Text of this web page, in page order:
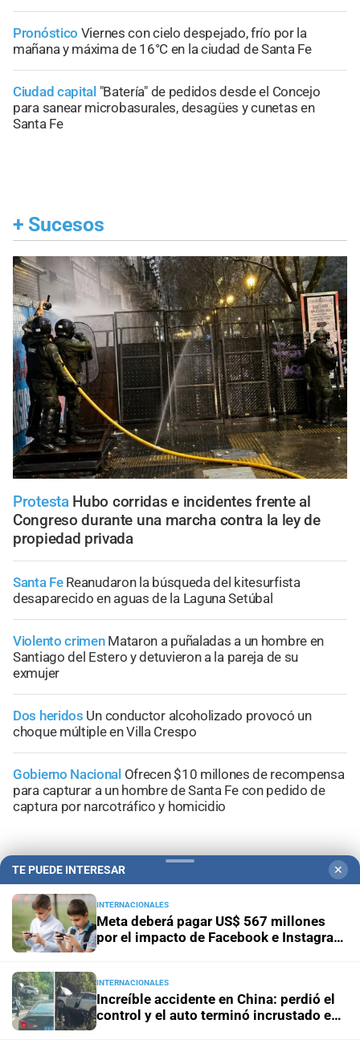
Pronóstico Viernes con cielo despejado, frío por la
mañana y máxima de 16°C en la ciudad de Santa Fe
Ciudad capital "Batería" de pedidos desde el Concejo
para sanear microbasurales, desagües y cunetas en
Santa Fe
+ Sucesos
Protesta Hubo corridas e incidentes frente al
Congreso durante una marcha contra la ley de
propiedad privada
Santa Fe Reanudaron la búsqueda del kitesurfista
desaparecido en aguas de la Laguna Setúbal
Violento crimen Mataron a puñaladas a un hombre en
Santiago del Estero y detuvieron a la pareja de su
exmujer
Dos heridos Un conductor alcoholizado provocó un
choque múltiple en Villa Crespo
Gobierno Nacional Ofrecen $10 millones de recompensa
para capturar a un hombre de Santa Fe con pedido de
captura por narcotráfico y homicidio
+Información General
TE PUEDE INTERESAR ✕
INTERNACIONALES
Meta deberá pagar US$ 567 millones
por el impacto de Facebook e Instagram
INTERNACIONALES
Increíble accidente en China: perdió el
control y el auto terminó incrustado en